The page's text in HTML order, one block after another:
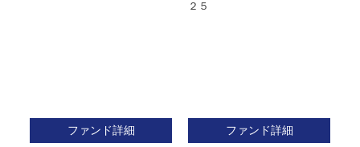
ファンド詳細
２５
ファンド詳細